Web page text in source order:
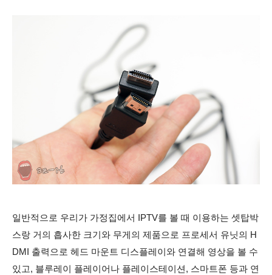
일반적으로 우리가 가정집에서 IPTV를 볼 때 이용하는 셋탑박
스랑 거의 흡사한 크기와 무게의 제품으로 프로세서 유닛의 H
DMI 출력으로 헤드 마운트 디스플레이와 연결해 영상을 볼 수
있고, 블루레이 플레이어나 플레이스테이션, 스마트폰 등과 연